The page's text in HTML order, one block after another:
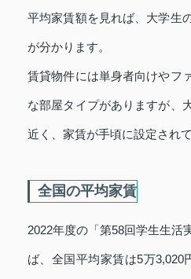
平均家賃額を見れば、大学生
が分かります。
賃貸物件には単身者向けやフ
な部屋タイプがありますが、
近く、家賃が手頃に設定され
全国の平均家賃
2022年度の「第58回学生生活
ば、全国平均家賃は5万3,020